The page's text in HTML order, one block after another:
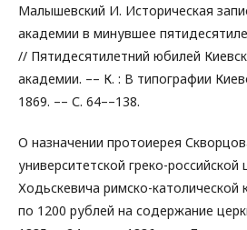
Малышевский И. Историческая
академии в минувшее
// Пятидесятилетний юбилей
академии. –– К. : В типографии
1869. –– С. 64––138.
О назначении протоиерея
университетской греко-
Ходьскевича римско-католической
по 1200 рублей на содержание